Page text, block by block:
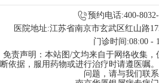
预约电话:400-
医院地址:江苏省南京市玄武区红山路
门诊时间:08:00 -
免责声明：本站图/文均来自于网络收集
断依据，服用药物或进行治疗时请遵医嘱
问题，请与我们联系